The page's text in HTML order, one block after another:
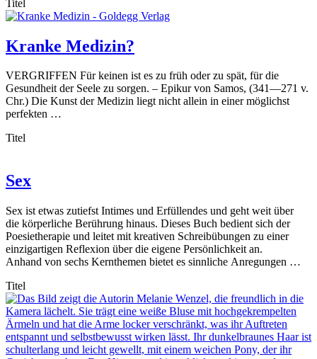
Titel
Kranke Medizin?
VERGRIFFEN Für keinen ist es zu früh oder zu spät, für die
Gesundheit der Seele zu sorgen. – Epikur von Samos, (341—271 v.
Chr.) Die Kunst der Medizin liegt nicht allein in einer möglichst
perfekten …
Titel
Sex
Sex ist etwas zutiefst Intimes und Erfüllendes und geht weit über
die körperliche Berührung hinaus. Dieses Buch bedient sich der
Poesietherapie und leitet mit kreativen Schreibübungen zu einer
einzigartigen Reflexion über die eigene Persönlichkeit an.
Anhand von sechs Kernthemen bietet es sinnliche Anregungen …
Titel